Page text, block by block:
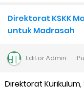
Daftar Penerima
Kalender Pendidikan
Direktorat KSKK
untuk Madrasah
EditorAdmin
Direktorat